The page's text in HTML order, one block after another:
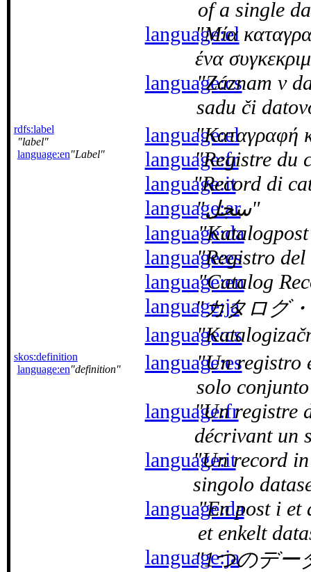
of a single
language:el
Μία
ένα
language:csZáznam v
sadu či
rdfs:label
label
language:en Label
language:elΚαταγραφή
language:frRegistre du
language:itRecord di
language:ar
سجل
language:daKatalogpost
language:es
Registro
language:en
Catalog
language:jaカタログ
language:cs
skos:definition
language:en definition language:esUn registro
solo
language:frUn registre
décrivant un
language:itUn record
singolo
language:daEn post i et
et enkelt
language:ja1つのデー